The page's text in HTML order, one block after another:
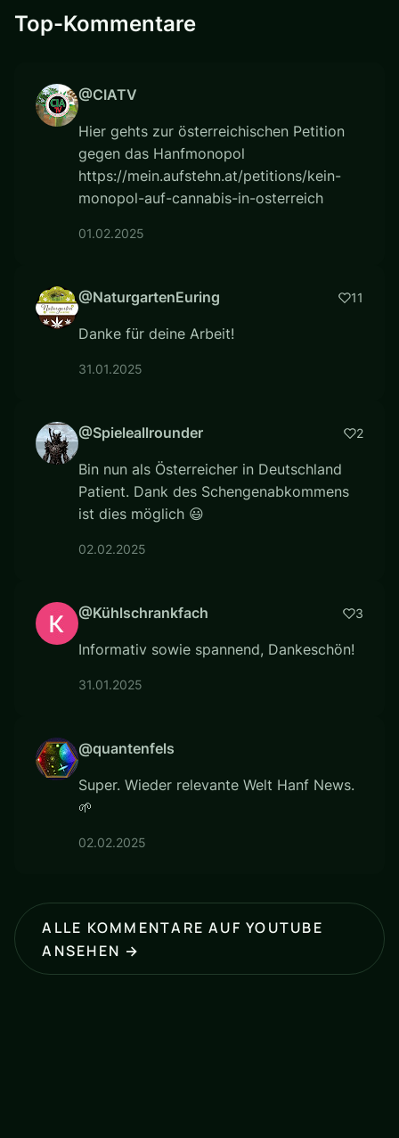
Top-Kommentare
@CIATV
Hier gehts zur österreichischen Petition
gegen das Hanfmonopol
https://mein.aufstehn.at/petitions/kein-
monopol-auf-cannabis-in-osterreich
01.02.2025
@NaturgartenEuring 11
Danke für deine Arbeit!
31.01.2025
@Spieleallrounder 2
Bin nun als Österreicher in Deutschland
Patient. Dank des Schengenabkommens
ist dies möglich 😃
02.02.2025
@Kühlschrankfach 3
Informativ sowie spannend, Dankeschön!
31.01.2025
@quantenfels
Super. Wieder relevante Welt Hanf News.
🌱
02.02.2025
ALLE KOMMENTARE AUF YOUTUBE
ANSEHEN →